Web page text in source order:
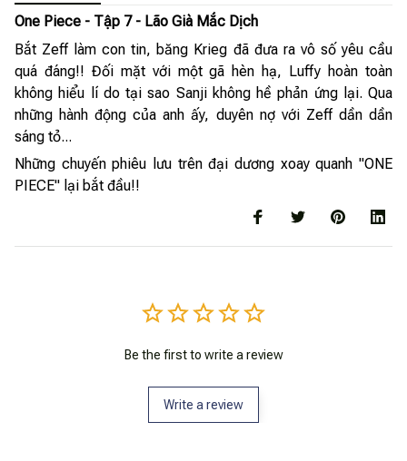
One Piece - Tập 7 - Lão Già Mắc Dịch
Bắt Zeff làm con tin, băng Krieg đã đưa ra vô số yêu cầu
quá đáng!! Đối mặt với một gã hèn hạ, Luffy hoàn toàn
không hiểu lí do tại sao Sanji không hề phản ứng lại. Qua
những hành động của anh ấy, duyên nợ với Zeff dần dần
sáng tỏ...
Những chuyến phiêu lưu trên đại dương xoay quanh "ONE
PIECE" lại bắt đầu!!
Be the first to write a review
Write a review